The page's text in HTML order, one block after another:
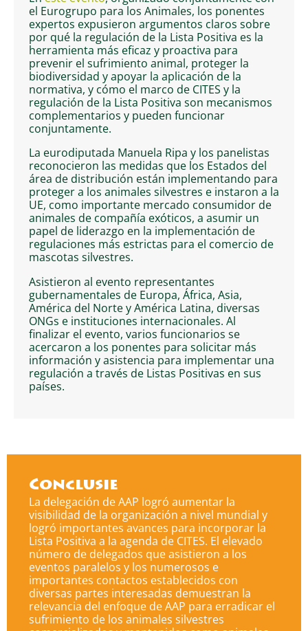
el Eurogrupo para los Animales, los ponentes
expertos expusieron argumentos claros sobre
por qué la regulación de la Lista Positiva es la
herramienta más eficaz y proactiva para
prevenir el sufrimiento animal, proteger la
biodiversidad y apoyar la aplicación de la
normativa, y cómo el marco de CITES y la
regulación de la Lista Positiva son mecanismos
complementarios y pueden funcionar
conjuntamente.
La eurodiputada Manuela Ripa y los panelistas
reconocieron las medidas que los Estados del
área de distribución están implementando para
proteger a los animales silvestres e instaron a la
UE, como importante mercado consumidor de
animales de compañía exóticos, a asumir un
papel de liderazgo en la implementación de
regulaciones más estrictas para el comercio de
mascotas silvestres.
Asistieron al evento representantes
gubernamentales de Europa, África, Asia,
América del Norte y América Latina, diversas
ONGs e instituciones internacionales. Al
finalizar el evento, varios funcionarios se
acercaron a los ponentes para solicitar más
información y asistencia para implementar una
regulación a través de Listas Positivas en sus
países.
Conclusie
La delegación de AAP logró aumentar la
visibilidad de la organización a nivel mundial y
logró importantes avances para incorporar la
Lista Positiva a la agenda de CITES. El elevado
número de delegados que asistieron a los
eventos paralelos y los numerosos e
importantes contactos establecidos con
diversas partes interesadas demuestran la
relevancia del enfoque de AAP para erradicar el
sufrimiento de los animales silvestres